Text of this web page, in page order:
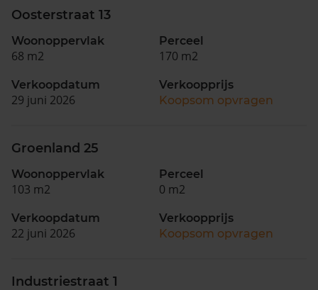
Oosterstraat 13
Woonoppervlak
68 m2
Perceel
170 m2
Verkoopdatum
29 juni 2026
Verkoopprijs
Koopsom opvragen
Groenland 25
Woonoppervlak
103 m2
Perceel
0 m2
Verkoopdatum
22 juni 2026
Verkoopprijs
Koopsom opvragen
Industriestraat 1